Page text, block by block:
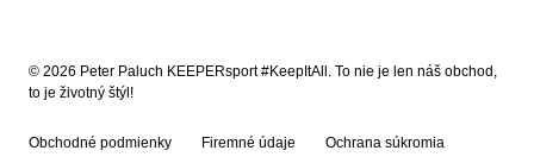
© 2026 Peter Paluch KEEPERsport #KeepItAll. To nie je len náš obchod,
to je životný štýl!
Obchodné podmienky Firemné údaje Ochrana súkromia